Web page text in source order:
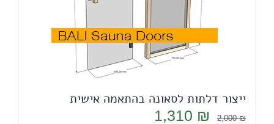
ייצור דלתות לסאונה בהתאמה אישית
2,000₪
המחיר
1,310 ₪